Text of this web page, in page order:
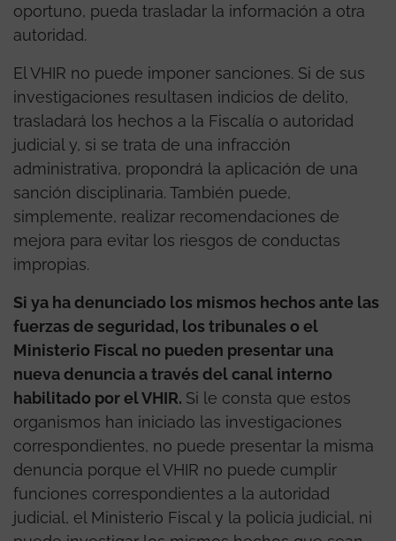
oportuno, pueda trasladar la información a otra
autoridad.
El VHIR no puede imponer sanciones. Si de sus
investigaciones resultasen indicios de delito,
trasladará los hechos a la Fiscalía o autoridad
judicial y, si se trata de una infracción
administrativa, propondrá la aplicación de una
sanción disciplinaria. También puede,
simplemente, realizar recomendaciones de
mejora para evitar los riesgos de conductas
impropias.
Si ya ha denunciado los mismos hechos ante las
fuerzas de seguridad, los tribunales o el
Ministerio Fiscal no pueden presentar una
nueva denuncia a través del canal interno
habilitado por el VHIR. Si le consta que estos
organismos han iniciado las investigaciones
correspondientes, no puede presentar la misma
denuncia porque el VHIR no puede cumplir
funciones correspondientes a la autoridad
judicial, el Ministerio Fiscal y la policía judicial, ni